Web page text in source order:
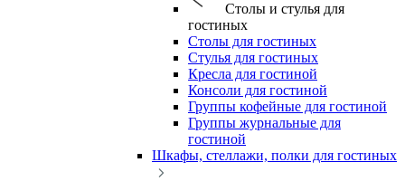
Столы и стулья для
гостиных
Столы для гостиных
Стулья для гостиных
Кресла для гостиной
Консоли для гостиной
Группы кофейные для гостиной
Группы журнальные для
гостиной
Шкафы, стеллажи, полки для гостиных